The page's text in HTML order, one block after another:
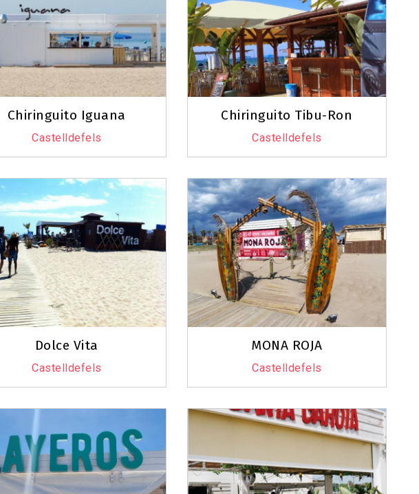
Chiringuito Iguana
Castelldefels
Chiringuito Tibu-Ron
Castelldefels
Dolce Vita
Castelldefels
MONA ROJA
Castelldefels